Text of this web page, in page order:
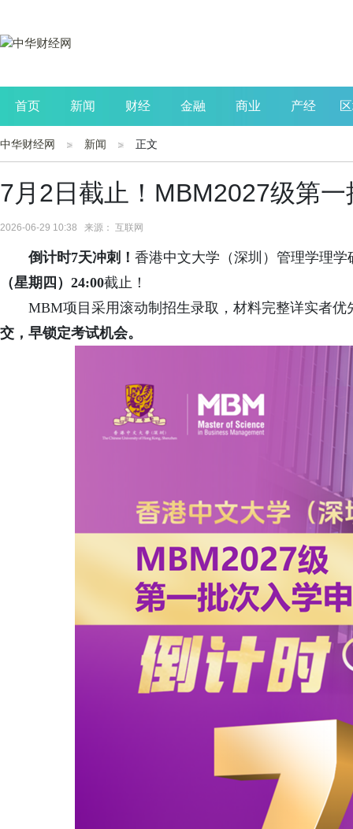
首页 新闻 财经 金融 商业 产经
公司 生活 读书
中华财经网 新闻 正文
7月2日截止！MBM2027级第
2026-06-29 10:38 来源： 互联网
倒计时7天冲刺！ 香港中文大学（深圳）管理学理
（星期四）24:00截止！
MBM项目采用滚动制招生录取，材料完整详实者
交，早锁定考试机会。